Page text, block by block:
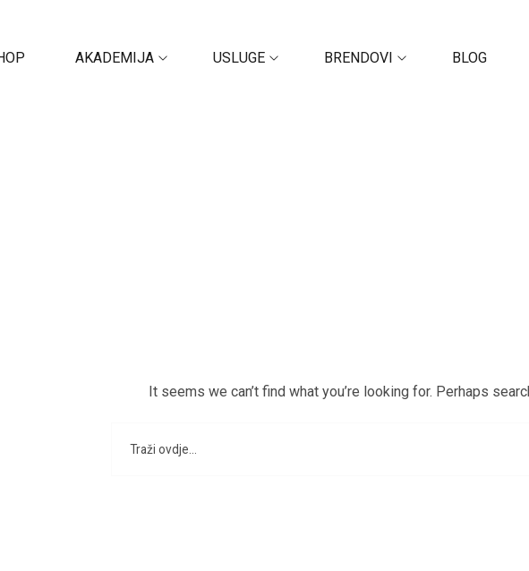
AKADEMIJA USLUGE BRENDOVI BLOG
It seems we can’t find what you’re looking for. Perhaps